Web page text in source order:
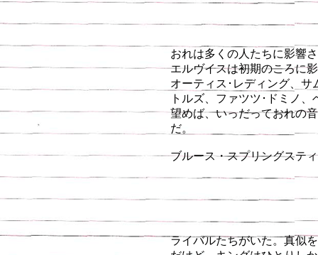
おれは多くの人たちに影響
エルヴイスは初期のころに
オーティス･レディング、サ
トルズ、ファツツ･ドミノ
望めば、いっだっておれの
だ。
ブルース・スプリングステ
ライバルたちがいた。真似